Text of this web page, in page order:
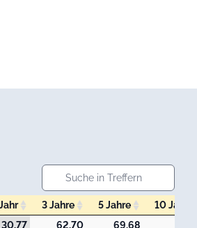
3 Jahre 5 Jahre
10 Jahre
Jahr 3 Jahre 5 Jahre
30,77 62,70
69,68